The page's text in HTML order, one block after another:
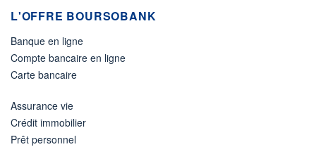
L'OFFRE BOURSOBANK
Banque en ligne
Compte bancaire en ligne
Carte bancaire
Assurance vie
Crédit immobilier
Prêt personnel